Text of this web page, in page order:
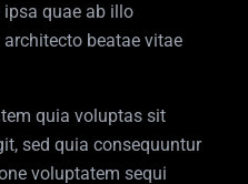
quae ab illo
beatae vitae
quia voluptas sit
sed quia consequuntur
voluptatem sequi